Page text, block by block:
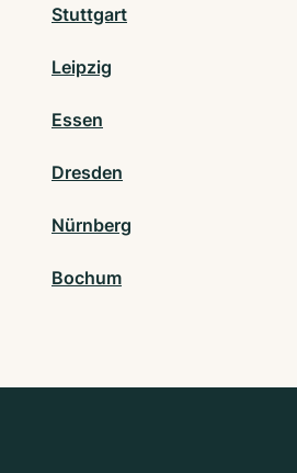
Stuttgart
Leipzig
Essen
Dresden
Nürnberg
Bochum